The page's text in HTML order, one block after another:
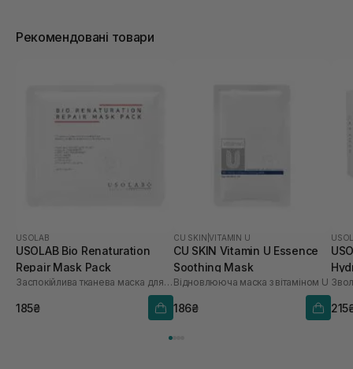
Рекомендовані товари
USOLAB
USOLAB Bio Renaturation
Repair Mask Pack
Заспокійлива тканева маска для обличчя
185₴
CU SKIN |VITAMIN U
CU SKIN Vitamin U Essence
Soothing Mask
Відновлююча маска з вітаміном U
186₴
шт